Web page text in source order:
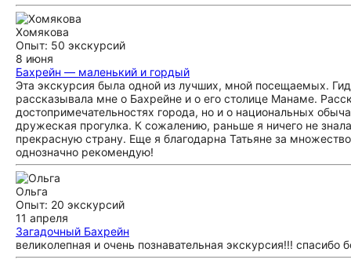
Хомякова
Опыт: 50 экскурсий
8 июня
Бахрейн — маленький и гордый
Эта экскурсия была одной из лучших, мной посещаемых.
рассказывала мне о Бахрейне и о его столице Манаме.
достопримечательностях города, но и о национальных
дружеская прогулка. К сожалению, раньше я ничего не
прекрасную страну. Еще я благодарна Татьяне за
однозначно рекомендую!
Ольга
Опыт: 20 экскурсий
11 апреля
Загадочный Бахрейн
великолепная и очень познавательная экскурсия!!! спасибо